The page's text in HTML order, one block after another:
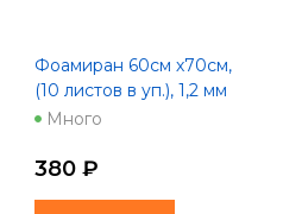
Фоамиран 60см х70см,
(10 листов в уп.), 1,2 мм
"Пастель" сакура
Много
380 ₽